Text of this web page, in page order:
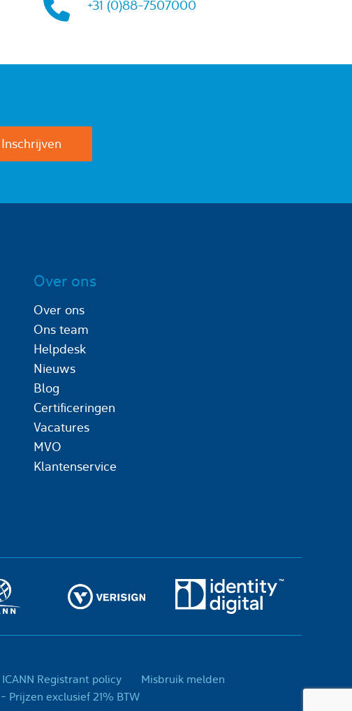
+31 (0)88-7507000
Over ons
Over ons
Ons team
Helpdesk
Nieuws
Blog
Certificeringen
Vacatures
MVO
Klantenservice
ICANN Registrant policy
Misbruik melden
© 2001-2026 InternetToday, is een handelsnaam van Today Concepts B.V. - Prijzen exclusief 21% BTW